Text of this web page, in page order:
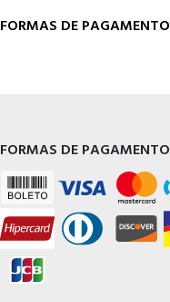
FORMAS DE PAGAMENTO
FORMAS DE PAGAMENTO